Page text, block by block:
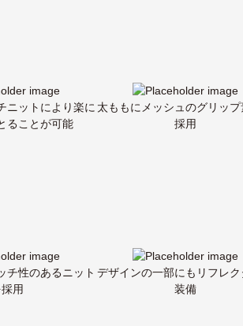
ニットにより楽に
ることが可能
太ももにメッシュのグリップ
採用
チ性のあるニット
用
デザインの一部にもリフレク
装備